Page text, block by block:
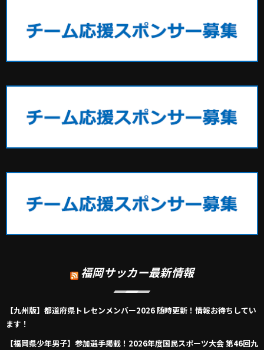
福岡サッカー最新情報
【九州版】都道府県トレセンメンバー2026 随時更新！情報お待ちしてい
ます！
【福岡県少年男子】参加選手掲載！2026年度国民スポーツ大会 第46回九